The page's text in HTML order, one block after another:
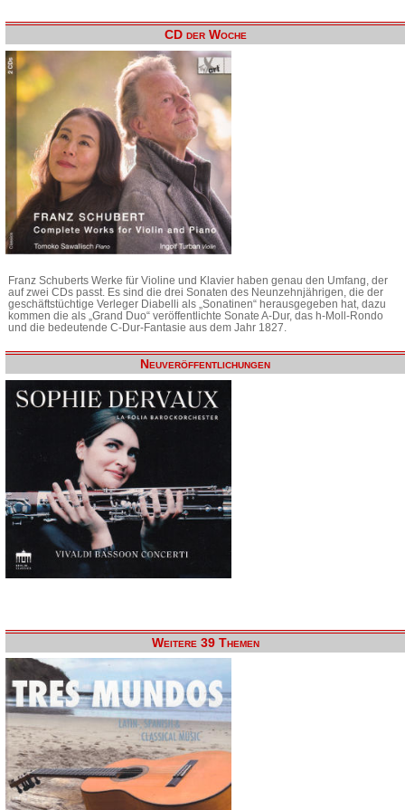
CD der Woche
Franz Schuberts Werke für Violine und Klavier haben genau den Umfang, der
auf zwei CDs passt. Es sind die drei Sonaten des Neunzehnjährigen, die der
geschäftstüchtige Verleger Diabelli als „Sonatinen“ herausgegeben hat, dazu
kommen die als „Grand Duo“ veröffentlichte Sonate A-Dur, das h-Moll-Rondo
und die bedeutende C-Dur-Fantasie aus dem Jahr 1827.
Neuveröffentlichungen
Weitere 39 Themen